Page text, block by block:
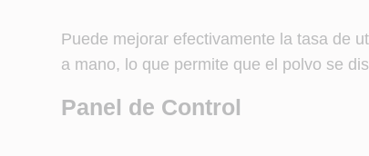
Puede mejorar efectivamente la tasa de
a mano, lo que permite que el polvo se
Panel de Control